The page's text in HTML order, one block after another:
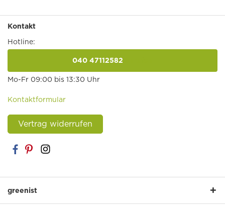
Kontakt
Hotline:
040 47112582
Mo-Fr 09:00 bis 13:30 Uhr
Kontaktformular
Vertrag widerrufen
greenist